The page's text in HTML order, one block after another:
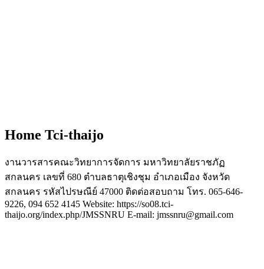
Home Tci-thaijo
งานวารสารคณะวิทยาการจัดการ มหาวิทยาลัยราชภัฏ
สกลนคร เลขที่ 680 ตำบลธาตุเชิงชุม อำเภอเมือง จังหวัด
สกลนคร รหัสไปรษณีย์ 47000 ติดต่อสอบถาม โทร. 065-646-
9226, 094 652 4145 Website: https://so08.tci-
thaijo.org/index.php/JMSSNRU E-mail: jmssnru@gmail.com